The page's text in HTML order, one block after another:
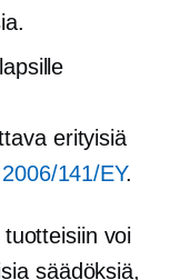
lapsille
erityisiä
141/EY.
voi
säädöksiä,